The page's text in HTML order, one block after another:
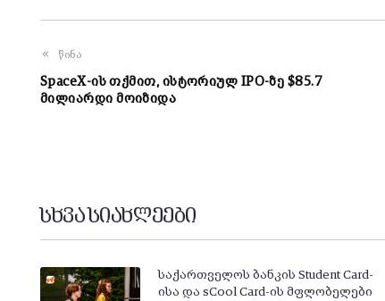
წინა
SpaceX-ის თქმით, ისტორიულ IPO-ზე $85.7
მილიარდი მოიზიდა
სხვა სიახლეები
საქართველოს ბანკის Student Card-
ისა და sCool Card-ის მფლობელები